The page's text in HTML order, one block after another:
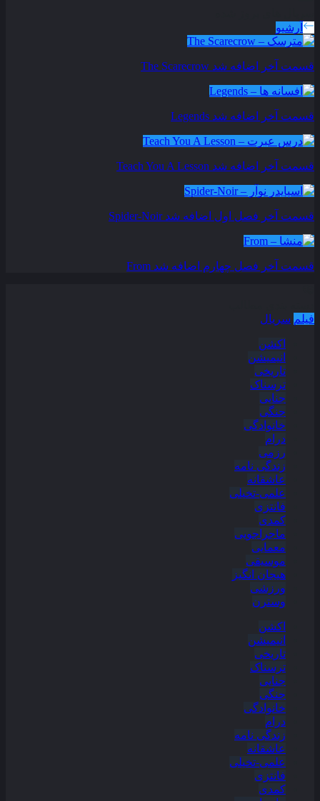
آرشیو
قسمت آخر اضافه شد The Scarecrow
قسمت آخر اضافه شد Legends
قسمت آخر اضافه شد Teach You A Lesson
قسمت آخر فصل اول اضافه شد Spider-Noir
قسمت آخر فصل چهارم اضافه شد From
فیلم سریال
اکشن
انیمیشن
تاریخی
ترسناک
جنایی
جنگی
خانوادگی
درام
رزمی
زندگی نامه
عاشقانه
علمی-تخیلی
فانتزی
کمدی
ماجراجویی
معمایی
موسیقی
هیجان انگیز
ورزشی
وسترن
اکشن
انیمیشن
تاریخی
ترسناک
جنایی
جنگی
خانوادگی
درام
زندگی نامه
عاشقانه
علمی-تخیلی
فانتزی
کمدی